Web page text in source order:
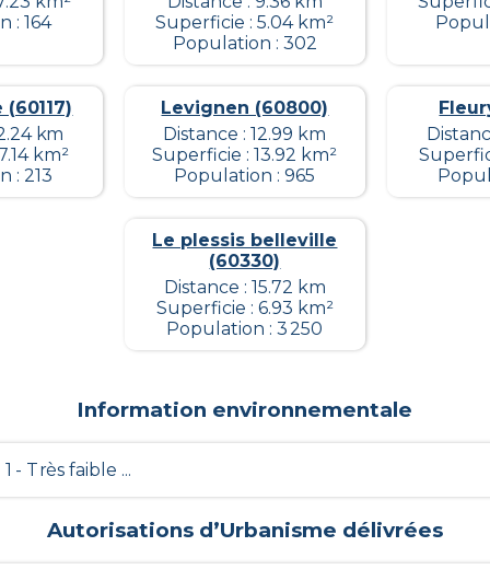
: 164
Superficie : 5.04 km²
Population : 302
km
km²
: 213
Levignen (60800)
Distance : 12.99 km
Superficie : 13.92 km²
Population : 965
Le plessis belleville
(60330)
Distance : 15.72 km
Superficie : 6.93 km²
Population : 3 250
Information environnementale
1 - Très faible ...
Autorisations d’Urbanisme délivrées